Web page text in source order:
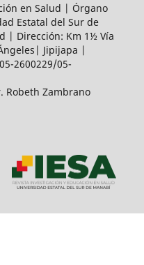
en Salud | Órgano
Estatal del Sur de
| Dirección: Km 1½ Vía
Jipijapa |
2600229/05-
Robeth Zambrano